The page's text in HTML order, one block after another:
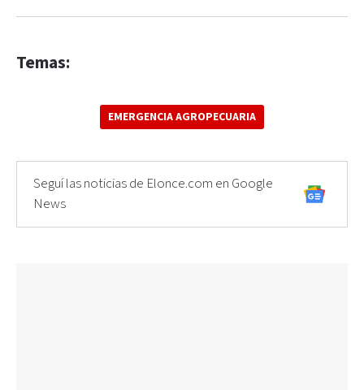
Temas:
EMERGENCIA AGROPECUARIA
Seguí las noticias de Elonce.com en Google
News